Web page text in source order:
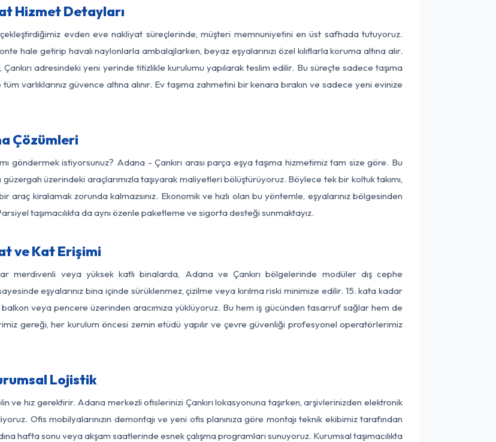
Hizmet Detayları
evden eve nakliyat süreçlerinde, müşteri memnuniyetini en üst safhada tutuyoruz.
hale getirip havalı naylonlarla ambalajlarken, beyaz eşyalarınızı özel kılıflarla koruma altına alır.
adresindeki yeni yerinde titizlikle kurulumu yapılarak teslim edilir. Bu süreçte sadece taşıma
varlıklarınız güvence altına alınır. Ev taşıma zahmetini bir kenara bırakın ve sadece yeni evinize
Çözümleri
göndermek istiyorsunuz? Adana - Çankırı arası parça eşya taşıma hizmetimiz tam size göre. Bu
üzerindeki araçlarımızla taşıyarak maliyetleri bölüştürüyoruz. Böylece tek bir koltuk takımı,
kiralamak zorunda kalmazsınız. Ekonomik ve hızlı olan bu yöntemle, eşyalarınız bölgesinden
taşımacılıkta da aynı özenle paketleme ve sigorta desteği sunmaktayız.
ve Kat Erişimi
merdivenli veya yüksek katlı binalarda, Adana ve Çankırı bölgelerinde modüler dış cephe
eşyalarınız bina içinde sürüklenmez, çizilme veya kırılma riski minimize edilir. 15. kata kadar
balkon veya pencere üzerinden aracımıza yüklüyoruz. Bu hem iş gücünden tasarruf sağlar hem de
gereği, her kurulum öncesi zemin etüdü yapılır ve çevre güvenliği profesyonel operatörlerimiz
Lojistik
ve hız gerektirir. Adana merkezli ofislerinizi Çankırı lokasyonuna taşırken, arşivlerinizden elektronik
Ofis mobilyalarınızın demontajı ve yeni ofis planınıza göre montajı teknik ekibimiz tarafından
hafta sonu veya akşam saatlerinde esnek çalışma programları sunuyoruz. Kurumsal taşımacılıkta